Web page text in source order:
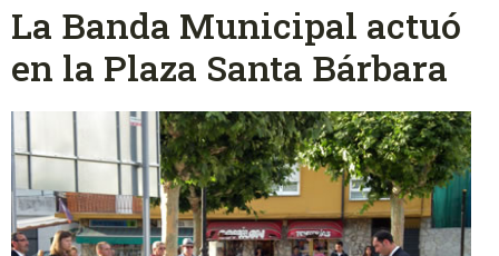
La Banda Municipal actuó
en la Plaza Santa Bárbara